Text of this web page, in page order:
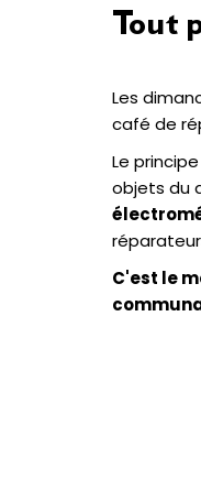
Tout
Les
café de
Le
objets du
C'est le